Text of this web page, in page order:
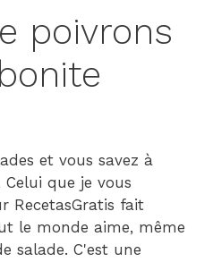
poivrons
et vous savez à
que je vous
RecetasGratis fait
le monde aime, même
salade. C'est une